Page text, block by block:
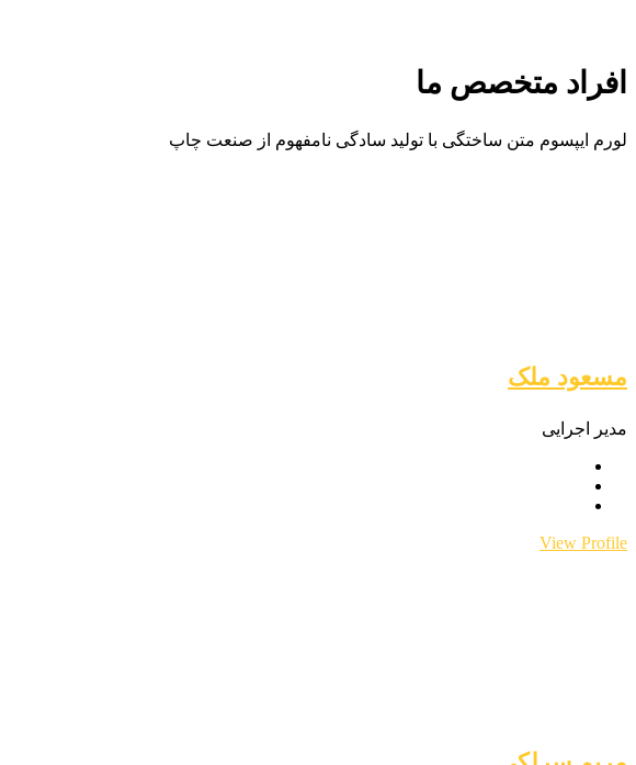
افراد متخصص ما
لورم ایپسوم متن ساختگی با تولید سادگی نامفهوم از صنعت چاپ
مسعود ملک
مدیر اجرایی
View Profile